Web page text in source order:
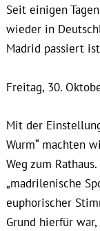
Seit einigen
wieder in
Madrid passiert
Freitag, 30.
Mit der
Wurm“ machten
Weg zum
„madrilenische
euphorischer
Grund hierfür